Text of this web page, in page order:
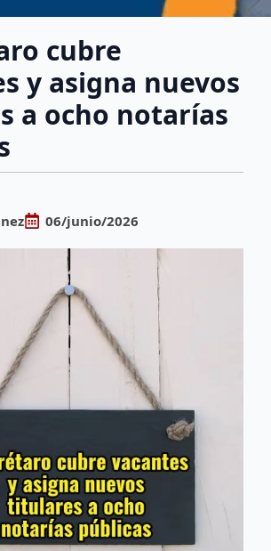
cubre
y asigna nuevos
a ocho notarías
06/junio/2026